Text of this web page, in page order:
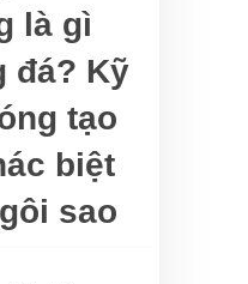
là gì
đá? Kỹ
tạo
biệt
sao